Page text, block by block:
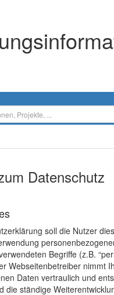
Datenschutz
soll die Nutzer
Begriffe (z.B.
Webseitenbetreiber nimmt
Daten vertraulich und
die ständige